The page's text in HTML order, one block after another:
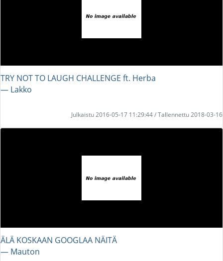
TRY NOT TO LAUGH CHALLENGE ft. Herba
― Lakko
Julkaistu 2016-05-17 11:29:44 / Tallennettu 2018-03-16
ÄLÄ KOSKAAN GOOGLAA NÄITÄ
― Mauton